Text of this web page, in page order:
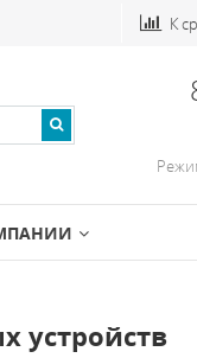
К
устройств